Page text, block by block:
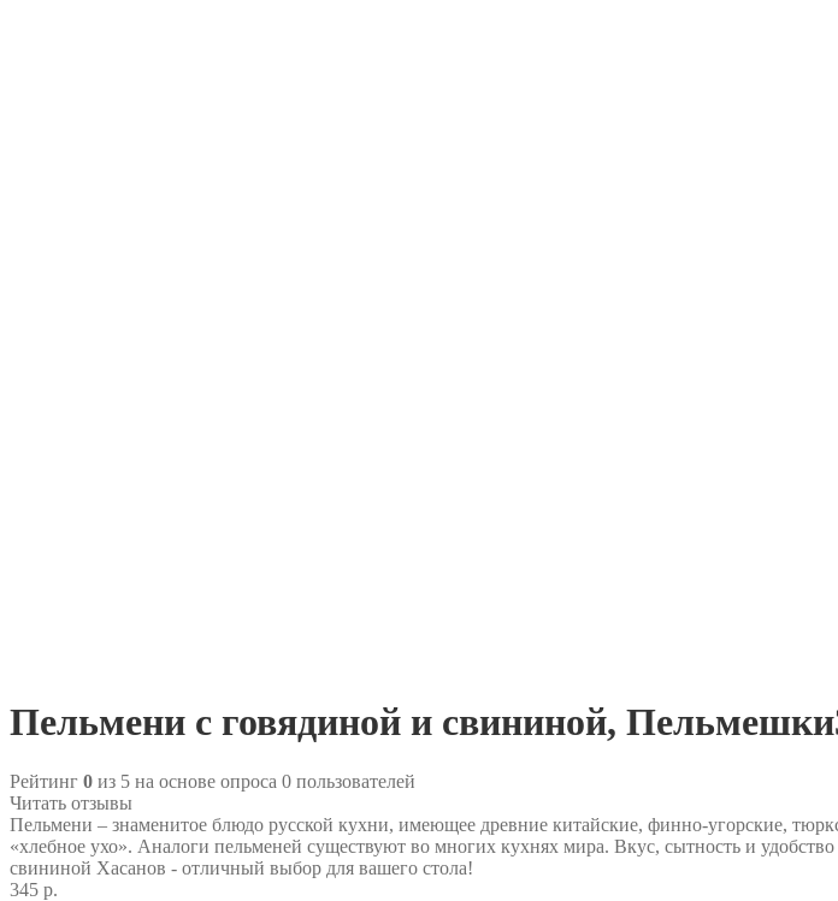
Пельмени с говядиной и свининой,
Рейтинг 0 из 5 на основе опроса 0 пользователей
Читать отзывы
Пельмени – знаменитое блюдо русской кухни, имеющее древние китайские, финно-угорские,
«хлебное ухо». Аналоги пельменей существуют во многих кухнях мира. Вкус, сытность и
свининой Хасанов - отличный выбор для вашего стола!
345 р.